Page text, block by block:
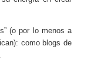
(o por lo menos a
como blogs de